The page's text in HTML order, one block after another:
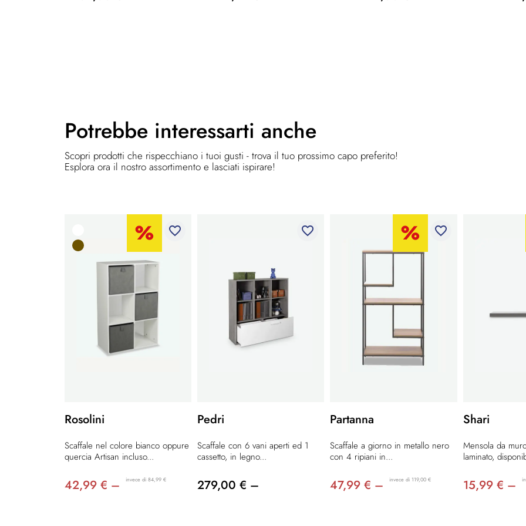
Potrebbe interessarti anche
Scopri prodotti che rispecchiano i tuoi gusti - trova il tuo prossimo capo preferito!
Esplora ora il nostro assortimento e lasciati ispirare!
favorite_border
Rosolini
Scaffale nel colore bianco oppure
quercia Artisan incluso...
42,99 € – invece di 84,99 €
favorite_border
Pedri
Scaffale con 6 vani aperti ed 1
cassetto, in legno...
279,00 € –
favorite_border
Partanna
Scaffale a giorno in metallo nero
con 4 ripiani in...
47,99 € – invece di 119,00 €
Shari
Mensola da
laminato,
15,99 € –